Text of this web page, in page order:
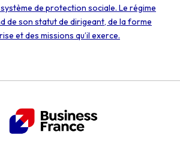
de protection sociale. Le régime
de son statut de dirigeant, de la forme
et des missions qu’il exerce.